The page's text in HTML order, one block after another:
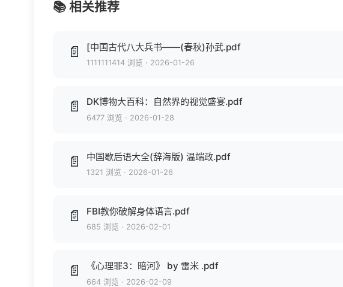
📚 相关推荐
📄 [中国古代八大兵书——(春秋)孙武.pdf
1111111414 浏览 · 2026-01-26
📄 DK博物大百科：自然界的视觉盛宴.pdf
6477 浏览 · 2026-01-28
📄 中国歇后语大全(辞海版) 温端政.pdf
1321 浏览 · 2026-01-26
📄 FBI教你破解身体语言.pdf
685 浏览 · 2026-02-01
📄 《心理罪3：暗河》 by 雷米 .pdf
664 浏览 · 2026-02-09